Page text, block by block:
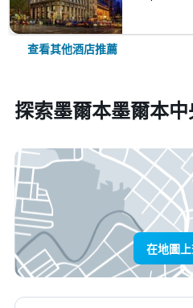
查看其他酒店推薦
探索墨爾本墨爾本
在地圖